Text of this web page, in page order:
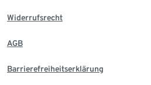
Widerrufsrecht
AGB
Barrierefreiheitserklärung